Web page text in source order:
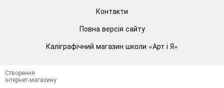
Контакти
Повна версія сайту
Каліграфічний магазин школи «Арт і Я»
Створення
інтернет-магазину